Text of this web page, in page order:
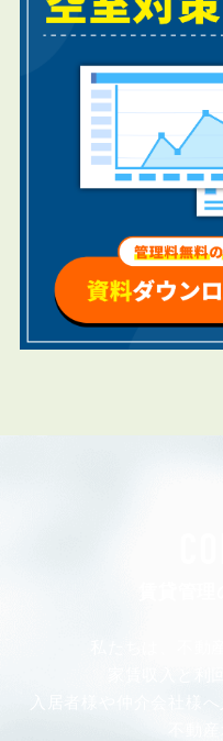
入居者様や仲介会社様